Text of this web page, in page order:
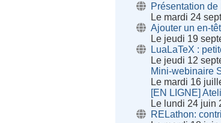
Présentation
Le mardi 24
Ajouter un en-
Le jeudi 19
LuaLaTeX :
Le jeudi 12
Mini-webinaire
Le mardi 16
[EN LIGNE]
Le lundi 24 juin
RELathon: